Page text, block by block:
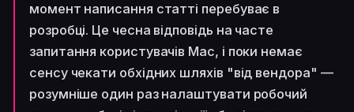
момент написання статті перебуває в
розробці. Це чесна відповідь на часте
запитання користувачів Mac, і поки немає
сенсу чекати обхідних шляхів "від вендора" —
розумніше один раз налаштувати робочий